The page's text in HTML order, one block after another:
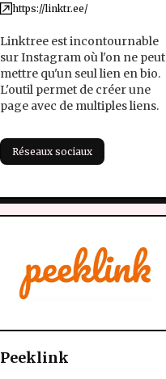
https://linktr.ee/
Linktree est incontournable
sur Instagram où l'on ne peut
mettre qu'un seul lien en bio.
L'outil permet de créer une
page avec de multiples liens.
Réseaux sociaux
Peeklink